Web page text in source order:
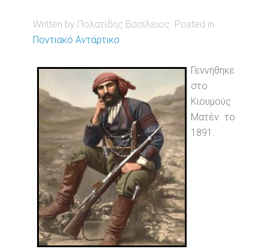
Written by Πολατίδης Βασίλειος. Posted in
Ποντιακό Αντάρτικο
Γεννήθηκε
στο
Κιουμούς
Ματέν το
1891.